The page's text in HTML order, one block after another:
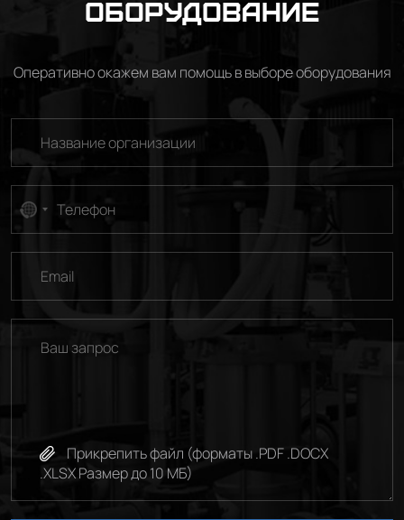
оборудование
Оперативно окажем вам помощь в выборе оборудования
No
Прикрепить файл (форматы .PDF .DOCX
.XLSX Размер до 10 МБ)